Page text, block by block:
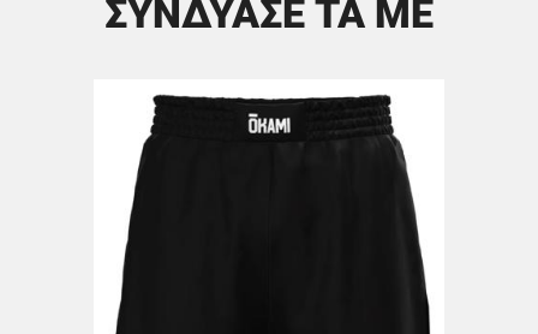
ΣΥΝΔΥΑΣΕ ΤΑ ΜΕ